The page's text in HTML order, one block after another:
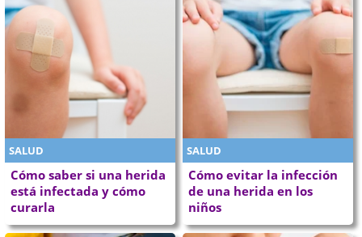
SALUD
Cómo saber si una herida
está infectada y cómo
curarla
SALUD
Cómo evitar la infección
de una herida en los
niños